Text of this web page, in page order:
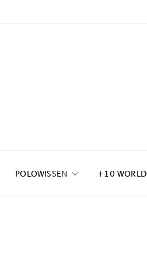
POLOWISSEN +10 WORLD